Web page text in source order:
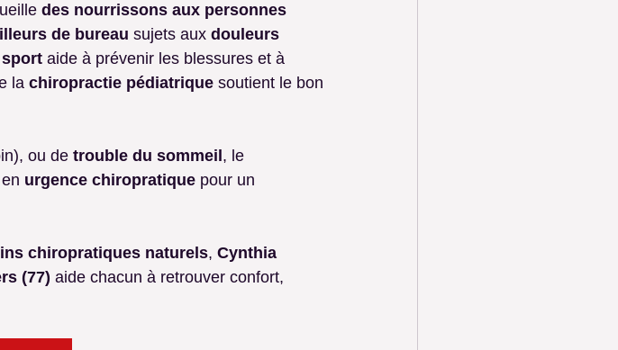
des nourrissons aux personnes
de bureau sujets aux douleurs
aide à prévenir les blessures et à
la chiropractie pédiatrique soutient le bon
ou de trouble du sommeil , le
urgence chiropratique pour un
chiropratiques naturels, Cynthia
(77) aide chacun à retrouver confort,